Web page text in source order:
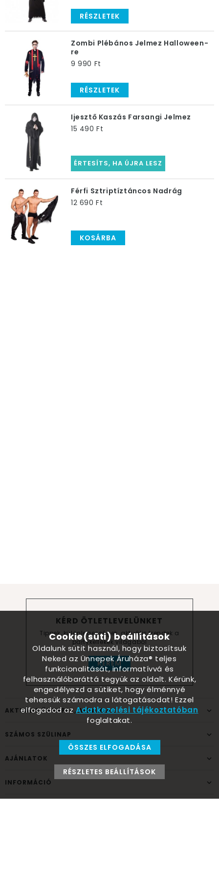
RÉSZLETEK
Zombi Plébános Jelmez Halloween-
re
9 990 Ft
RÉSZLETEK
Ijesztő Kaszás Farsangi Jelmez
15 490 Ft
ÉRTESÍTS, HA ÚJRA LESZ
Férfi Sztriptíztáncos Nadrág
12 690 Ft
KOSÁRBA
KÉRD ÖTLETLEVELÜNKET
Tippek, különlegességek, aktuális trendek a
partykellékek világából
KÉREM
AKTUÁLIS ÜNNEPEK, ALKALMAK
SZÁMOS SZÜLINAP
AJÁNLATOK
INFORMÁCIÓ
Cookie(süti) beállítások
Oldalunk sütit használ, hogy biztosítsuk
Neked az Ünnepek Áruháza® teljes
funkcionalitását, informatívvá és
felhasználóbaráttá tegyük az oldalt. Kérünk,
engedélyezd a sütiket, hogy élménnyé
tehessük számodra a látogatásodat! Ezzel
elfogadod azAdatkezelési tájékoztatóban
foglaltakat.
ÖSSZES ELFOGADÁSA
RÉSZLETES BEÁLLÍTÁSOK